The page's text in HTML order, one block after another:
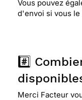
Vous pouvez
d'envoi si vous le
#️⃣
Merci Facteur